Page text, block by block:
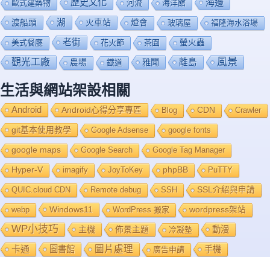
歐式建築物 歷史文化 河流 海洋館 海邊
渡船頭 湖 火車站 燈會 玻璃屋 福隆海水浴場
美式餐廳 老街 花火節 茶園 螢火蟲
觀光工廠 農場 鐡道 雅聞 離島 風景
生活與網站架設相關
Android Android心得分享專區 Blog CDN Crawler
git基本使用教學 Google Adsense google fonts
google maps Google Search Google Tag Manager
Hyper-V imagify JoyToKey phpBB PuTTY
QUIC.cloud CDN Remote debug SSH SSL介紹與申請
webp Windows11 WordPress 搬家 wordpress架站
WP小技巧 主機 佈景主題 冷凝墊 動漫
卡通 圖書館 圖片處理 廣告申請 手機